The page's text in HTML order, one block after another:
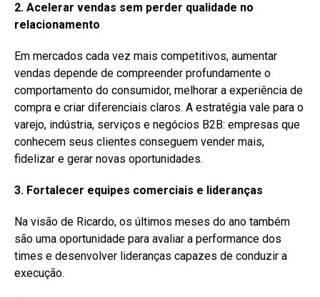
2. Acelerar vendas sem perder qualidade no
relacionamento
Em mercados cada vez mais competitivos, aumentar
vendas depende de compreender profundamente o
comportamento do consumidor, melhorar a experiência de
compra e criar diferenciais claros. A estratégia vale para o
varejo, indústria, serviços e negócios B2B: empresas que
conhecem seus clientes conseguem vender mais,
fidelizar e gerar novas oportunidades.
3. Fortalecer equipes comerciais e lideranças
Na visão de Ricardo, os últimos meses do ano também
são uma oportunidade para avaliar a performance dos
times e desenvolver lideranças capazes de conduzir a
execução.